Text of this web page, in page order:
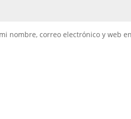
nombre, correo electrónico y web